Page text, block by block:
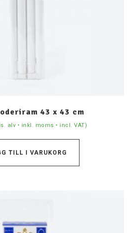
43 x 43 cm
alv • inkl. moms • incl. VAT)
TILL I VARUKORG